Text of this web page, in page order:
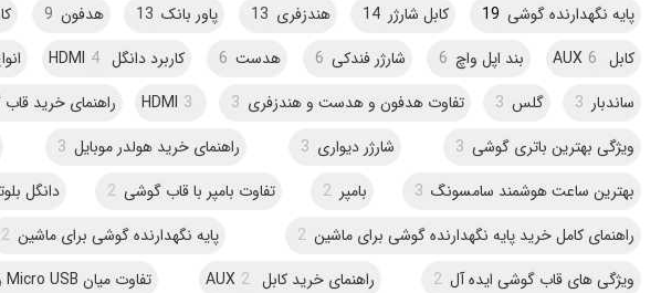
پایه نگهدارنده گوشی 19 کابل شارژر 14 هندزفری 13 پاور بانک 13 هدفون 9
کابل AUX 6 بند اپل واچ 6 شارژر فندکی 6 هدست 6 کاربرد دانگل HDMI 4
ساندبار 3 گلس 3 تفاوت هدفون و هدست و هندزفری 3
HDMI 3 راهنمای خرید
ویژگی بهترین باتری گوشی 3 شارژر دیواری 3 راهنمای خرید هولدر موبایل 3
بهترین ساعت هوشمند سامسونگ 3 بامپر 2 تفاوت بامپر با قاب گوشی 2 دانگل
راهنمای کامل خرید پایه نگهدارنده گوشی برای ماشین 2 پایه نگهدارنده گوشی برای ماشین 2
ویژگی های قاب گوشی ایده آل 2 راهنمای خرید کابل AUX 2 تفاوت میان Micro USB و USB-C